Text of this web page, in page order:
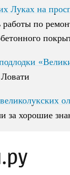
Луках на
работы по
Луках на
работы по
за хорошие
за хорошие